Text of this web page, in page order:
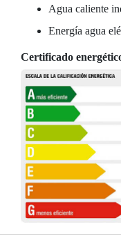
Agua caliente
Energía agua
Certificado